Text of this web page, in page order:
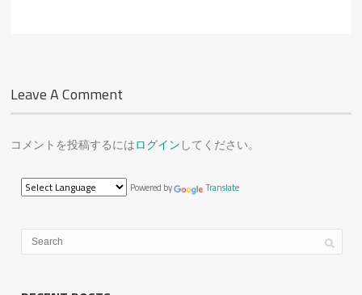
Leave A Comment
コメントを投稿するにはログイン してください。
Powered by Translate